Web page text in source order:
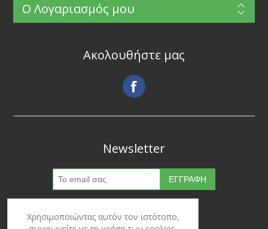
Ο Λογαριασμός μου
Ακολουθήστε μας
Newsletter
Χρησιμοποιώντας αυτόν τον ιστότοπο,